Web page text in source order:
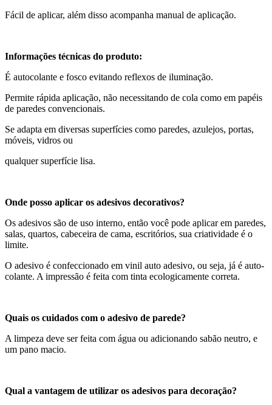
Fácil de aplicar, além disso acompanha manual de aplicação.
Informações técnicas do produto:
É autocolante e fosco evitando reflexos de iluminação.
Permite rápida aplicação, não necessitando de cola como em papéis
de paredes convencionais.
Se adapta em diversas superfícies como paredes, azulejos, portas,
móveis, vidros ou
qualquer superfície lisa.
Onde posso aplicar os adesivos decorativos?
Os adesivos são de uso interno, então você pode aplicar em paredes,
salas, quartos, cabeceira de cama, escritórios, sua criatividade é o
limite.
O adesivo é confeccionado em vinil auto adesivo, ou seja, já é auto-
colante. A impressão é feita com tinta ecologicamente correta.
Quais os cuidados com o adesivo de parede?
A limpeza deve ser feita com água ou adicionando sabão neutro, e
um pano macio.
Qual a vantagem de utilizar os adesivos para decoração?